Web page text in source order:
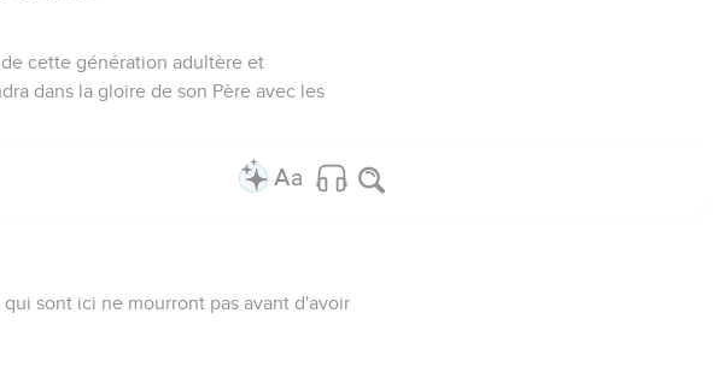
cette génération adultère et
dans la gloire de son Père avec les
sont ici ne mourront pas avant d'avoir